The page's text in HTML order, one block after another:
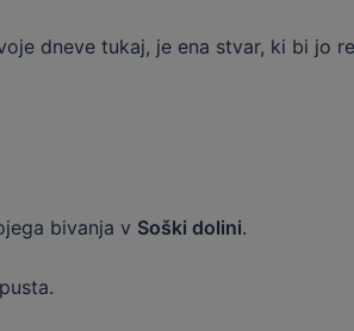
dneve tukaj, je ena stvar, ki bi jo
bivanja v Soški dolini.